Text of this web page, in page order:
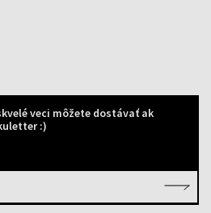
veci môžete dostávať ak
:)